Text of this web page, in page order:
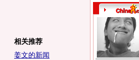
相关推荐
姜文的新闻